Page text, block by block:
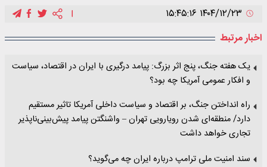
اخبار مرتبط
یک هفته جنگ، پنج اثر بزرگ: پیامد درگیری با ایران در اقتصاد، سیاست
و افکار عمومی آمریکا چه بود؟
راه انداختن جنگ، بر اقتصاد و سیاست داخلی آمریکا تاثیر مستقیم
دارد/ منطقه‌ای شدن رویارویی تهران – واشنگتن پیامد پیش‌بینی‌ناپذیر
تجاری خواهد داشت
سند امنیت ملی ترامپ درباره ایران چه می‌گوید؟